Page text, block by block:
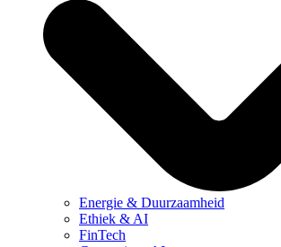
Energie & Duurzaamheid
Ethiek & AI
FinTech